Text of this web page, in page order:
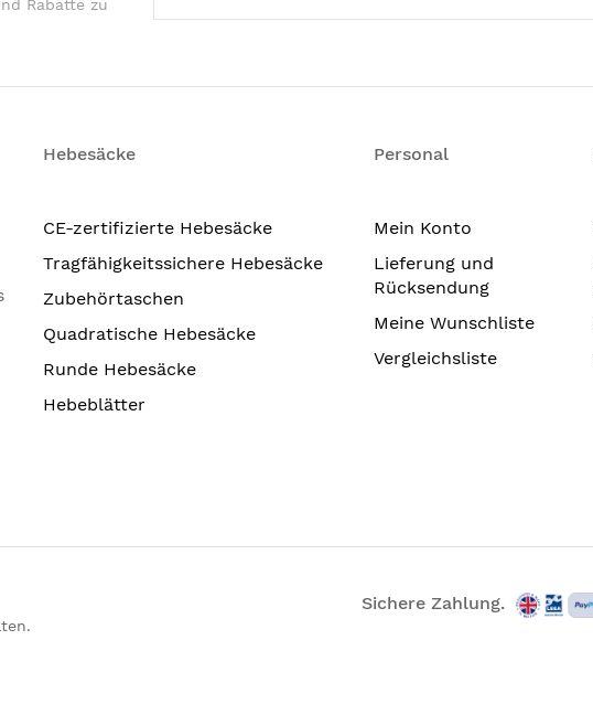
Rabatte zu
Hebesäcke
CE-zertifizierte Hebesäcke
Tragfähigkeitssichere Hebesäcke
Zubehörtaschen
Quadratische Hebesäcke
Runde Hebesäcke
Hebeblätter
Personal
Mein Konto
Lieferung und
Rücksendung
Meine Wunschliste
Vergleichsliste
Sichere Zahlung.